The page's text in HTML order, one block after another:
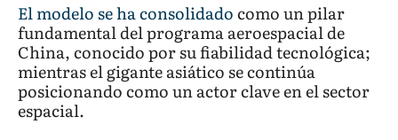
El modelo se ha consolidadocomo un pilar
fundamental del programa aeroespacial de
China, conocido por su fiabilidad tecnológica;
mientras el gigante asiático se continúa
posicionando como un actor clave en el sector
espacial.